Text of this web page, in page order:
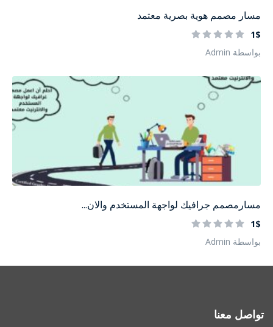
مسار مصمم هوية بصرية معتمد
1$
بواسطة Admin
مسارمصمم جرافيك لواجهة المستخدم والان...
1$
بواسطة Admin
تواصل معنا